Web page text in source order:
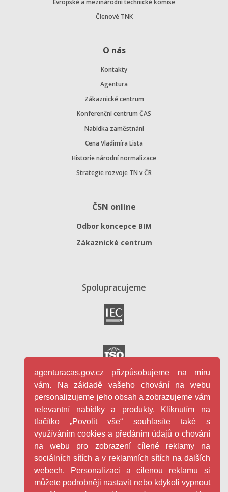
Evropské a mezinárodní technické komise
Členové TNK
O nás
Kontakty
Agentura
Zákaznické centrum
Konferenční centrum ČAS
Nabídka zaměstnání
Cena Vladimíra Lista
Historie národní normalizace
Strategie rozvoje TN v ČR
ČSN online
Odbor koncepce BIM
Zákaznické centrum
Spolupracujeme
agenturacas.gov.cz přizpůsobujeme na míru
vám. Na základě vašeho chování na webu
personalizujeme jeho obsah a zobrazujeme vám
relevantní nabídky a produkty. Kliknutím na
tlačítko „Povolit vše“ souhlasíte také s
využíváním cookies a předáním údajů o chování
na webu pro zobrazení cílené reklamy na
sociálních sítích a v reklamních sítích na dalších
webech. Personalizaci a cílenou reklamu si
můžete podrobněji nastavit nebo kdykoli vypnout